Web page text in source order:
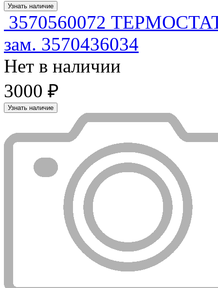
Узнать наличие
3570560072
зам. 3570436034
Нет в наличии
3000 ₽
Узнать наличие